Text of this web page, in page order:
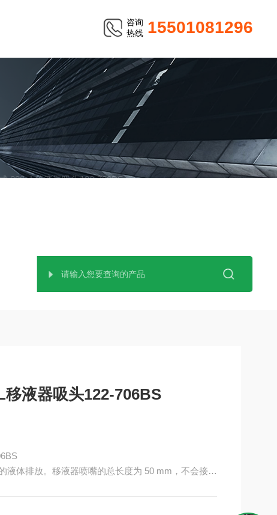
咨询
热线 15501081296
200μL移液器吸头122-706BS
液器吸头122-706BS
液体排放。移液器喷嘴的总长度为 50 mm，不会接触